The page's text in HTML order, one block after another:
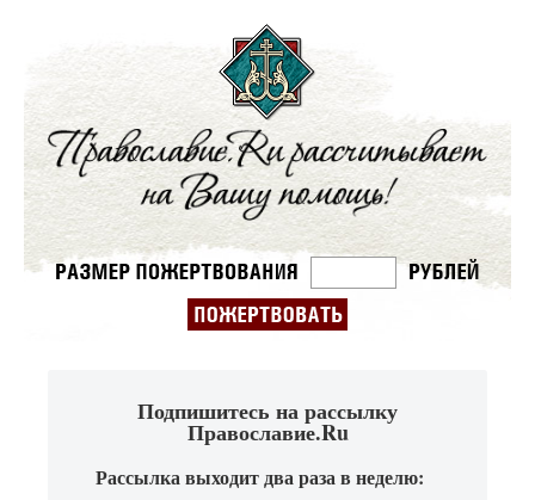
Подпишитесь на рассылку
Православие.Ru
Рассылка выходит два раза в неделю: